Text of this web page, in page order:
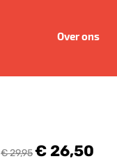
Over ons
€ 29,95€ 26,50